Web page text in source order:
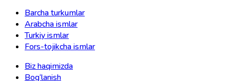
Barcha turkumlar
Arabcha ismlar
Turkiy ismlar
Fors-tojikcha ismlar
Biz haqimizda
Bog‘lanish